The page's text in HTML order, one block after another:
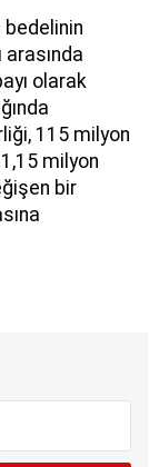
olarak
115 milyon
milyon
bir